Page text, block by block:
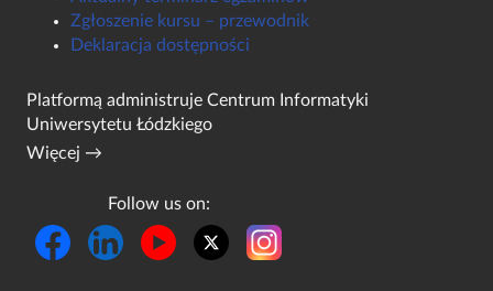
Zgłoszenie kursu – przewodnik
Deklaracja dostępności
Platformą administruje Centrum Informatyki
Uniwersytetu Łódzkiego
Więcej →
Follow us on: